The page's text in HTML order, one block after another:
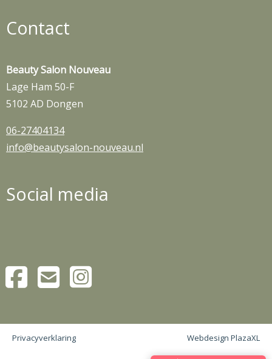
Contact
Beauty Salon Nouveau
Lage Ham 50-F
5102 AD Dongen
06-27404134
info@beautysalon-nouveau.nl
Social media
Privacyverklaring Webdesign PlazaXL